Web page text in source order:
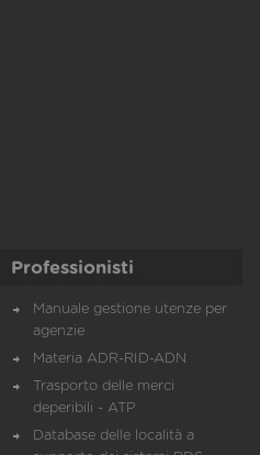
Professionisti
Manuale gestione utenze per
agenzie
Materia ADR-RID-ADN
Trasporto delle merci
deperibili - ATP
Database delle località a